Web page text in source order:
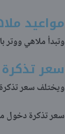
مواعيد
وتبدأ ملاهي ووتر بارك في
سعر تذكرة
ويختلف سعر تذكرة
سعر تذكرة دخول